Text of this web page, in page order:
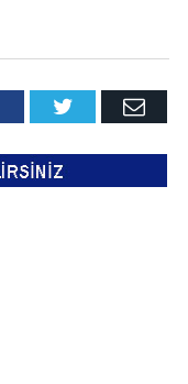
Twitter Email